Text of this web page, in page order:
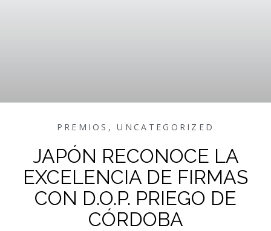
PREMIOS ,UNCATEGORIZED
JAPÓN RECONOCE LA
EXCELENCIA DE FIRMAS
CON D.O.P. PRIEGO DE
CÓRDOBA